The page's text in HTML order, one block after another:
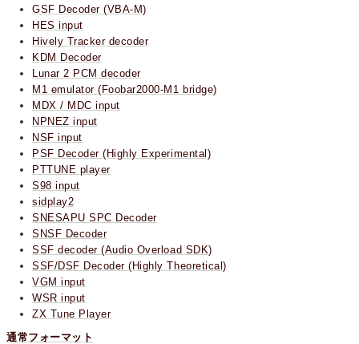
GSF Decoder (VBA-M)
HES input
Hively Tracker decoder
KDM Decoder
Lunar 2 PCM decoder
M1 emulator (Foobar2000-M1 bridge)
MDX / MDC input
NPNEZ input
NSF input
PSF Decoder (Highly Experimental)
PTTUNE player
S98 input
sidplay2
SNESAPU SPC Decoder
SNSF Decoder
SSF decoder (Audio Overload SDK)
SSF/DSF Decoder (Highly Theoretical)
VGM input
WSR input
ZX Tune Player
通常フォーマット